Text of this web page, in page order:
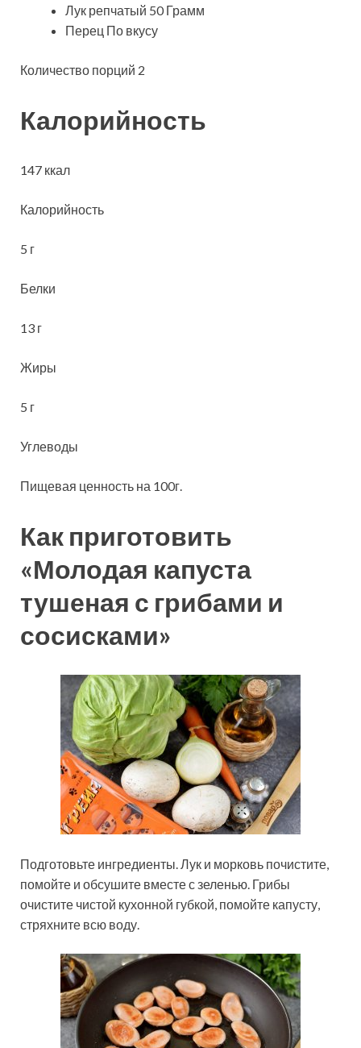
Лук репчатый 50 Грамм
Перец По вкусу
Количество порций 2
Калорийность
147 ккал
Калорийность
5 г
Белки
13 г
Жиры
5 г
Углеводы
Пищевая ценность на 100г.
Как приготовить
«Молодая капуста
тушеная с грибами и
сосисками»
Подготовьте ингредиенты. Лук и морковь почистите,
помойте и обсушите вместе с зеленью. Грибы
очистите чистой кухонной губкой, помойте капусту,
стряхните всю воду.